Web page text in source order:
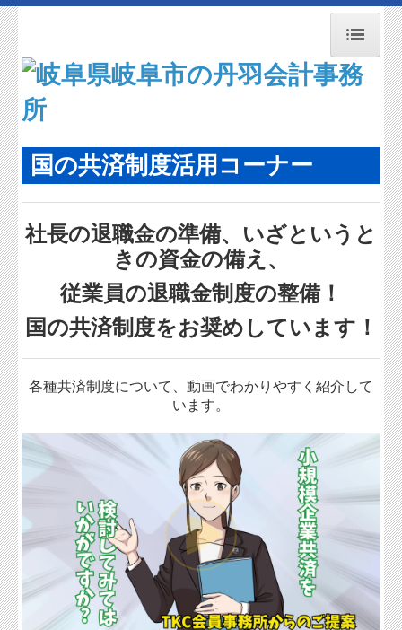
トップページ
事務所紹介
業務案内
経営理念
新型コロナ経営支援情報
FX4クラウド
社会福祉法人の皆様へ
補助金・助成金・融資情報
関与先向け融資商品ご紹介
経営者お役立ち情報
Q&A経営相談
税務カレンダー
税務Q&A
個人情報保護方針
国の共済制度活用コーナー
社長の退職金の準備、いざというと
きの資金の備え、
従業員の退職金制度の整備！
国の共済制度をお奨めしています！
各種共済制度について、動画でわかりやすく紹介して
います。